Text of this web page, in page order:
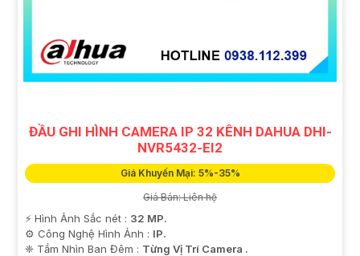
ĐẦU GHI HÌNH CAMERA IP 32 KÊNH DAHUA DHI-
NVR5432-EI2
Giá Khuyến Mại: 5%-35%
Giá Bán: Liên hệ
️⚡ Hình Ảnh Sắc nét : 32 MP.
⚙ Công Nghệ Hình Ảnh : IP.
❈ Tầm Nhìn Ban Đêm : Từng Vị Trí Camera .